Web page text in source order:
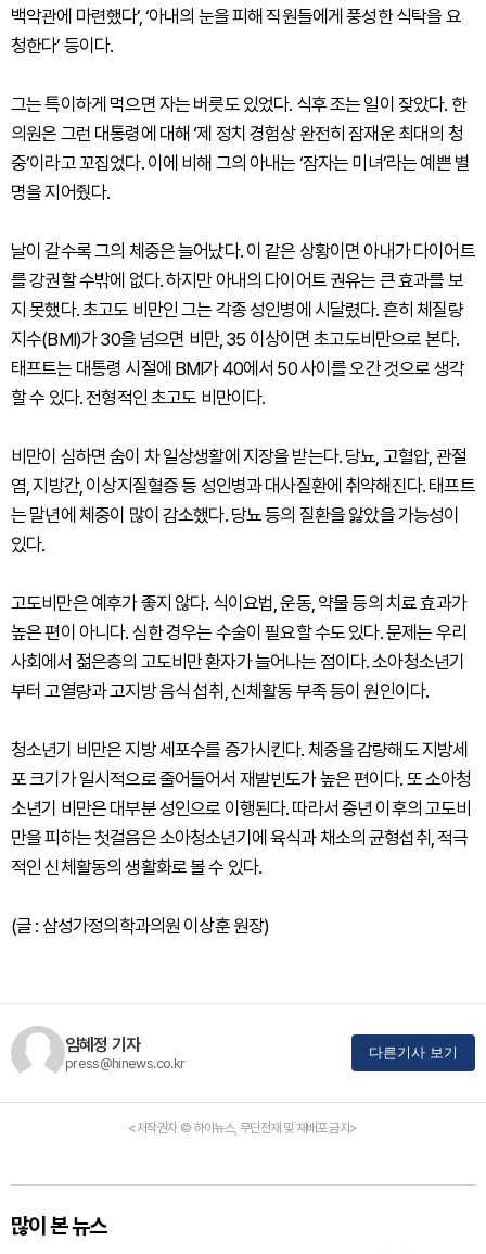
백악관에 마련했다’, ‘아내의 눈을 피해 직원들에게 풍성한 식탁을 요
청한다’ 등이다.
그는 특이하게 먹으면 자는 버릇도 있었다. 식후 조는 일이 잦았다. 한
의원은 그런 대통령에 대해 ‘제 정치 경험상 완전히 잠재운 최대의 청
중’이라고 꼬집었다. 이에 비해 그의 아내는 ‘잠자는 미녀’라는 예쁜 별
명을 지어줬다.
날이 갈수록 그의 체중은 늘어났다. 이 같은 상황이면 아내가 다이어트
를 강권할 수밖에 없다. 하지만 아내의 다이어트 권유는 큰 효과를 보
지 못했다. 초고도 비만인 그는 각종 성인병에 시달렸다. 흔히 체질량
지수(BMI)가 30을 넘으면 비만, 35 이상이면 초고도비만으로 본다.
태프트는 대통령 시절에 BMI가 40에서 50 사이를 오간 것으로 생각
할 수 있다. 전형적인 초고도 비만이다.
비만이 심하면 숨이 차 일상생활에 지장을 받는다. 당뇨, 고혈압, 관절
염, 지방간, 이상지질혈증 등 성인병과 대사질환에 취약해진다. 태프트
는 말년에 체중이 많이 감소했다. 당뇨 등의 질환을 앓았을 가능성이
있다.
고도비만은 예후가 좋지 않다. 식이요법, 운동, 약물 등의 치료 효과가
높은 편이 아니다. 심한 경우는 수술이 필요할 수도 있다. 문제는 우리
사회에서 젊은층의 고도비만 환자가 늘어나는 점이다. 소아청소년기
부터 고열량과 고지방 음식 섭취, 신체활동 부족 등이 원인이다.
청소년기 비만은 지방 세포수를 증가시킨다. 체중을 감량해도 지방세
포 크기가 일시적으로 줄어들어서 재발빈도가 높은 편이다. 또 소아청
소년기 비만은 대부분 성인으로 이행된다. 따라서 중년 이후의 고도비
만을 피하는 첫걸음은 소아청소년기에 육식과 채소의 균형섭취, 적극
적인 신체활동의 생활화로 볼 수 있다.
(글 : 삼성가정의학과의원 이상훈 원장)
임혜정 기자
press@hinews.co.kr
다른기사 보기
<저작권자 © 하이뉴스, 무단전재 및 재배포 금지>
많이 본 뉴스